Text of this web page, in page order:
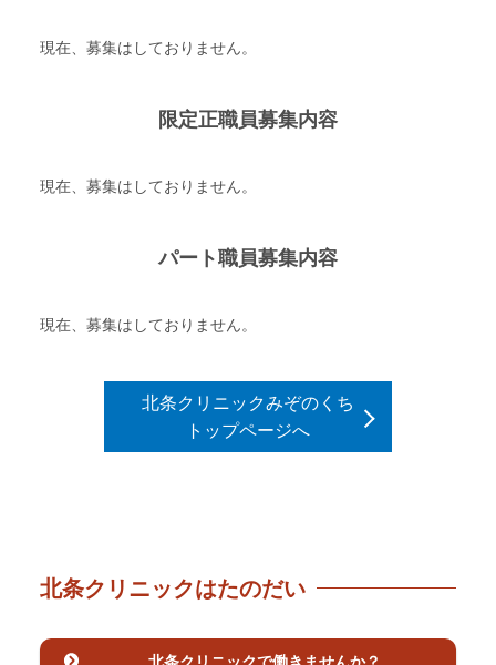
現在、募集はしておりません。
限定正職員募集内容
現在、募集はしておりません。
パート職員募集内容
現在、募集はしておりません。
北条クリニックみぞのくち
トップページへ
北条クリニックはたのだい